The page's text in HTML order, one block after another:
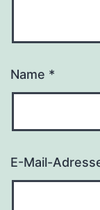
Name *
E-Mail-